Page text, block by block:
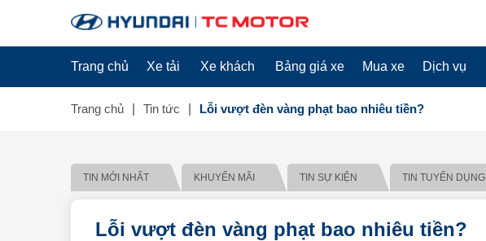
Trang chủ Xe tải Xe khách Bảng giá xe Mua xe Dịch vụ
Trang chủ Tin tức Lỗi vượt đèn vàng phạt bao nhiêu tiền?
TIN MỚI NHẤT KHUYẾN MÃI TIN SỰ KIỆN TIN TUYỂN DỤNG
Lỗi vượt đèn vàng phạt bao nhiêu tiền?